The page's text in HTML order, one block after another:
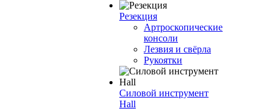
Резекция
Артроскопические
консоли
Лезвия и свёрла
Рукоятки
Силовой инструмент
Hall